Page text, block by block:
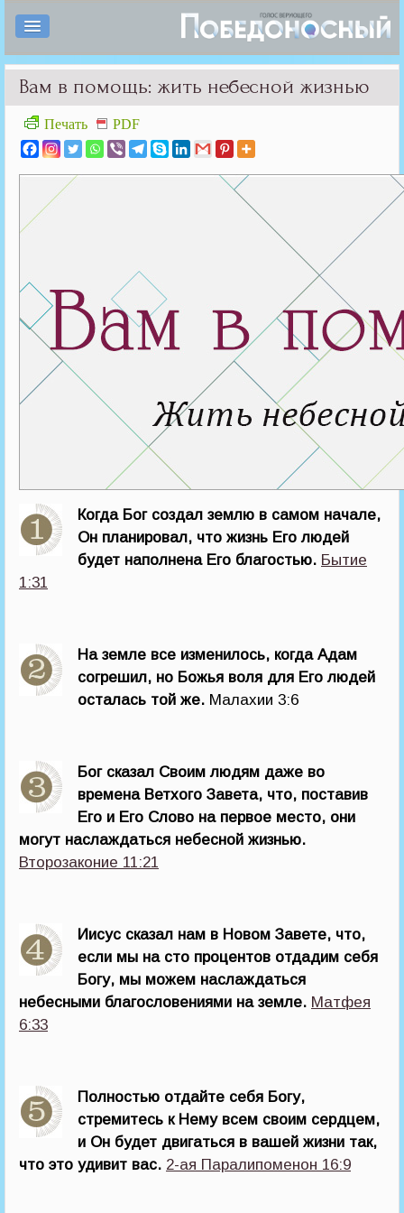
Вам в помощь: жить небесной жизнью
Печать PDF
Когда Бог создал землю в самом начале,
Он планировал, что жизнь Его людей
будет наполнена Его благостью. Бытие
1:31
На земле все изменилось, когда Адам
согрешил, но Божья воля для Его людей
осталась той же. Малахии 3:6
Бог сказал Своим людям даже во
времена Ветхого Завета, что, поставив
Его и Его Слово на первое место, они
могут наслаждаться небесной жизнью.
Второзаконие 11:21
Иисус сказал нам в Новом Завете, что,
если мы на сто процентов отдадим себя
Богу, мы можем наслаждаться
небесными благословениями на земле. Матфея
6:33
Полностью отдайте себя Богу,
стремитесь к Нему всем своим сердцем,
и Он будет двигаться в вашей жизни так,
что это удивит вас. 2-ая Паралипоменон 16:9